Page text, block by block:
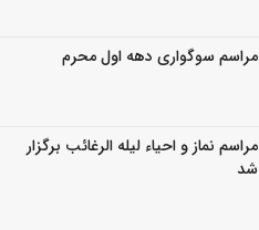
مراسم سوگواری دهه اول محرم
مراسم نماز و احیاء لیله الرغائب برگزار
شد